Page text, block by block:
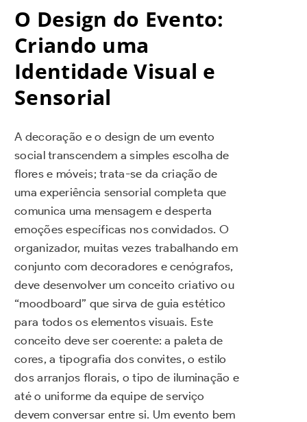
O Design do Evento:
Criando uma
Identidade Visual e
Sensorial
A decoração e o design de um evento
social transcendem a simples escolha de
flores e móveis; trata-se da criação de
uma experiência sensorial completa que
comunica uma mensagem e desperta
emoções específicas nos convidados. O
organizador, muitas vezes trabalhando em
conjunto com decoradores e cenógrafos,
deve desenvolver um conceito criativo ou
“moodboard” que sirva de guia estético
para todos os elementos visuais. Este
conceito deve ser coerente: a paleta de
cores, a tipografia dos convites, o estilo
dos arranjos florais, o tipo de iluminação e
até o uniforme da equipe de serviço
devem conversar entre si. Um evento bem